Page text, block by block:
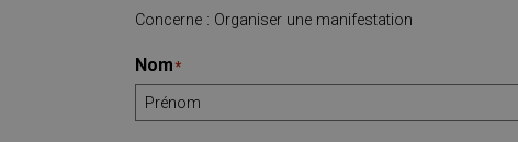
Concerne : Organiser une manifestation
Nom*